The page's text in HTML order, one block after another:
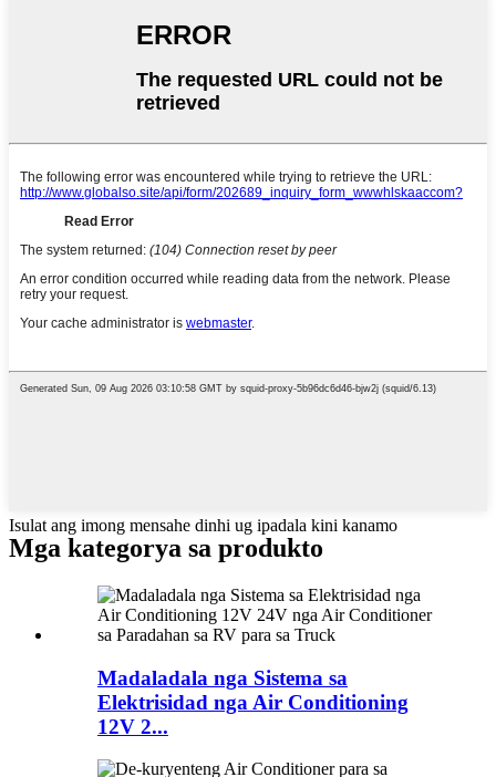
Isulat ang imong mensahe dinhi ug ipadala kini kanamo
Mga kategorya sa produkto
Madaladala nga Sistema sa
Elektrisidad nga Air Conditioning
12V 2...